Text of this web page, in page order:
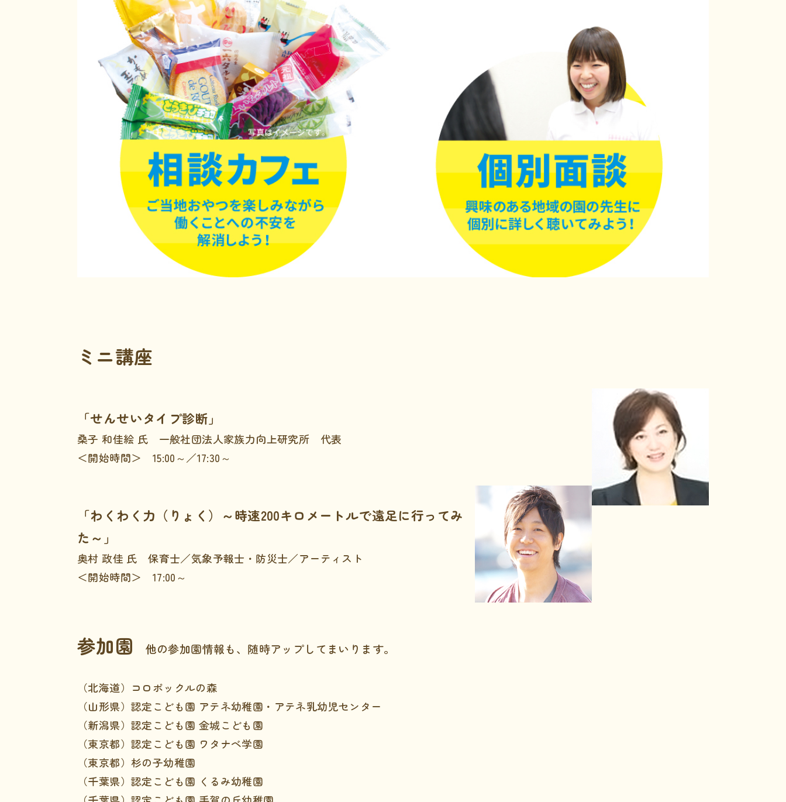
ミニ講座
「せんせいタイプ診断」
桑子 和佳絵 氏 一般社団法人家族力向上研究所 代表
＜開始時間＞ 15:00～／17:30～
「わくわく力（りょく）～時速200キロメートルで遠足に行ってみ
た～」
奥村 政佳 氏 保育士／気象予報士・防災士／アーティスト
＜開始時間＞ 17:00～
参加園 他の参加園情報も、随時アップしてまいります。
（北海道） コロポックルの森
（山形県） 認定こども園 アテネ幼稚園・アテネ乳幼児センター
（新潟県） 認定こども園 金城こども園
（東京都） 認定こども園 ワタナベ学園
（東京都） 杉の子幼稚園
（千葉県） 認定こども園 くるみ幼稚園